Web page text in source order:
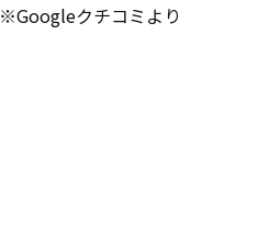
※Googleクチコミより